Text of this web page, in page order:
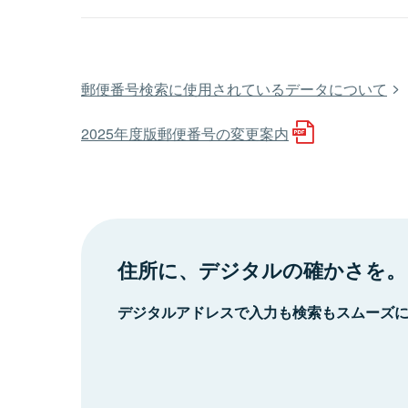
郵便番号検索に使用されているデータについて
2025年度版郵便番号の変更案内
住所に、デジタルの確かさを。
デジタルアドレスで入力も検索もスムーズ